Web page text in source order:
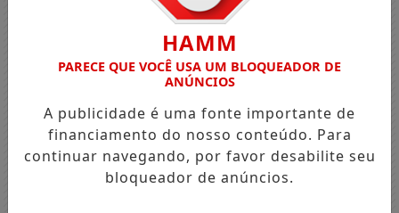
HAMM
PARECE QUE VOCÊ USA UM BLOQUEADOR DE
ANÚNCIOS
A publicidade é uma fonte importante de
financiamento do nosso conteúdo. Para
continuar navegando, por favor desabilite seu
bloqueador de anúncios.